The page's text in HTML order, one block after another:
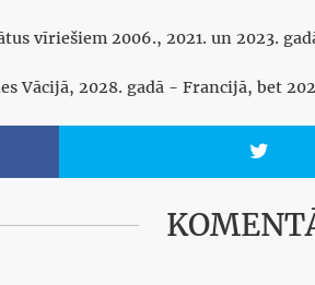
vīriešiem 2006., 2021. un 2023.
Vācijā, 2028. gadā - Francijā, bet
